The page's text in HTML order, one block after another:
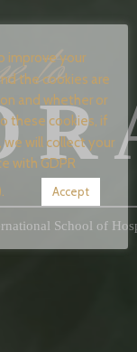
to
School of
improve your
the cookies are
and whether or
these cookies, if
will collect your
with GDPR
Accept